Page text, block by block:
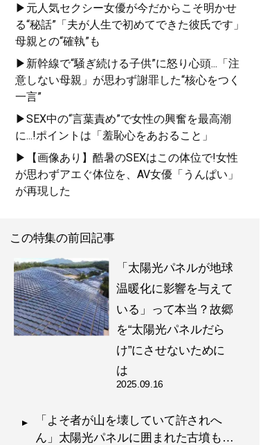
▶元人気セクシー女優が今だからこそ明かせ
る“秘話”「夫が人生で初めてできた彼氏です」
母親との“確執”も
▶新幹線で“騒ぎ続ける子供”に怒り心頭...「注
意しない母親」が思わず謝罪した“核心をつく
一言”
▶SEX中の“言葉責め”で女性の興奮を最高潮
に...!ポイントは「羞恥心をあおること」
▶【画像あり】酷暑のSEXはこの体位で!女性
が思わずアエぐ体位を、AV女優「うんぱい」
が再現した
この特集の前回記事
「太陽光パネルが地球
温暖化に影響を与えて
いる」って本当？故郷
を“太陽光パネルだら
け”にさせないために
は
2025.09.16
「よそ者が山を壊していて許されへ
ん」太陽光パネルに囲まれた古墳も…